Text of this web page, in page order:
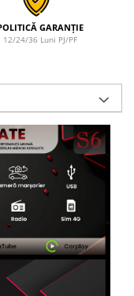
GARANȚIE
12/24/36 Luni PJ/PF